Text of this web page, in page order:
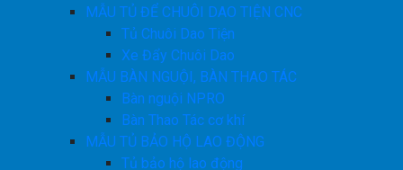
MẪU TỦ ĐỂ CHUÔI DAO TIỆN CNC
Tủ Chuôi Dao Tiện
Xe Đẩy Chuôi Dao
MẪU BÀN NGUỘI, BÀN THAO TÁC
Bàn nguội NPRO
Bàn Thao Tác cơ khí
MẪU TỦ BẢO HỘ LAO ĐỘNG
Tủ bảo hộ lao động